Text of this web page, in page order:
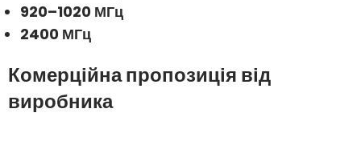
920–1020 МГц
2400 МГц
Комерційна пропозиція від
виробника